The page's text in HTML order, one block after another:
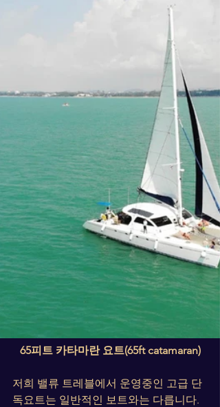
65피트 카타마란 요트(65ft catamaran)
저희 밸류 트레블에서 운영중인 고급 단
독요트는 일반적인 보트와는 다릅니다.